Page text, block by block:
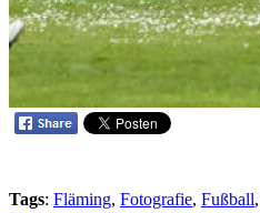
Tags: Fläming, Fotografie, Fußball,